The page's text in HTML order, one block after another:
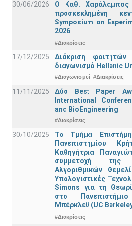
30/06/2026
Ο Καθ. Χαράλαμπος
προσκεκλημένη
Symposium on
2026
#Διακρίσεις
17/12/2025
Διάκριση
διαγωνισμό Hellenic
#Διαγωνισμοί #Διακρίσεις
11/11/2025
Δύο Best Paper
International
and BioEngineering
#Διακρίσεις
30/10/2025
Το Τμήμα
Πανεπιστημίου
Καθηγήτρια
συμμετοχή
Αλγοριθμικών
Υπολογιστικές
Simons για τη
στο
Μπέρκλεϋ (UC
#Διακρίσεις